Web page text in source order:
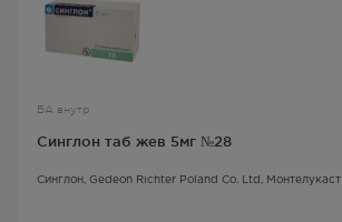
БА внутр
Синглон таб жев 5мг №28
Синглон , Gedeon Richter Poland Co. Ltd, Монтелукаст